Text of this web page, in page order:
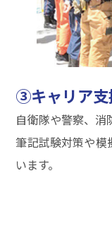
③キャリア支
自衛隊や警察、消
筆記試験対策や模
います。